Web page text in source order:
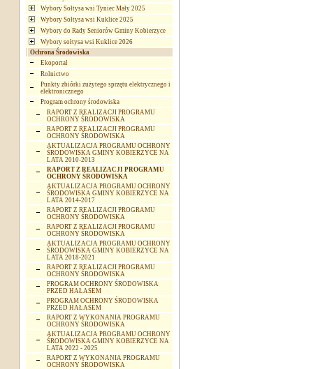
Wybory Sołtysa wsi Tyniec Mały 2025
Wybory Sołtysa wsi Kuklice 2025
Wybory do Rady Seniorów Gminy Kobierzyce
Wybory sołtysa wsi Kuklice 2026
Ochrona Środowiska
Ekoportal
Rolnictwo
Punkty zbiórki zużytego sprzętu elektrycznego i
elektronicznego
Program ochrony środowiska
RAPORT Z REALIZACJI PROGRAMU
OCHRONY ŚRODOWISKA
RAPORT Z REALIZACJI PROGRAMU
OCHRONY ŚRODOWISKA
AKTUALIZACJA PROGRAMU OCHRONY
ŚRODOWISKA GMINY KOBIERZYCE NA
LATA 2010-2013
RAPORT Z REALIZACJI PROGRAMU
OCHRONY ŚRODOWISKA
AKTUALIZACJA PROGRAMU OCHRONY
ŚRODOWISKA GMINY KOBIERZYCE NA
LATA 2014-2017
RAPORT Z REALIZACJI PROGRAMU
OCHRONY ŚRODOWISKA
RAPORT Z REALIZACJI PROGRAMU
OCHRONY ŚRODOWISKA
AKTUALIZACJA PROGRAMU OCHRONY
ŚRODOWISKA GMINY KOBIERZYCE NA
LATA 2018-2021
RAPORT Z REALIZACJI PROGRAMU
OCHRONY ŚRODOWISKA
PROGRAM OCHRONY ŚRODOWISKA
PRZED HAŁASEM
PROGRAM OCHRONY ŚRODOWISKA
PRZED HAŁASEM
RAPORT Z WYKONANIA PROGRAMU
OCHRONY ŚRODOWISKA
AKTUALIZACJA PROGRAMU OCHRONY
ŚRODOWISKA GMINY KOBIERZYCE NA
LATA 2022 - 2025
RAPORT Z WYKONANIA PROGRAMU
OCHRONY ŚRODOWISKA